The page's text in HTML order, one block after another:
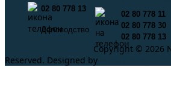
02 80 778 13
Деловодство
02 80 778 11
02 80 778 30
02 80 778 13
Copyright © 2026
Reserved. Designed by